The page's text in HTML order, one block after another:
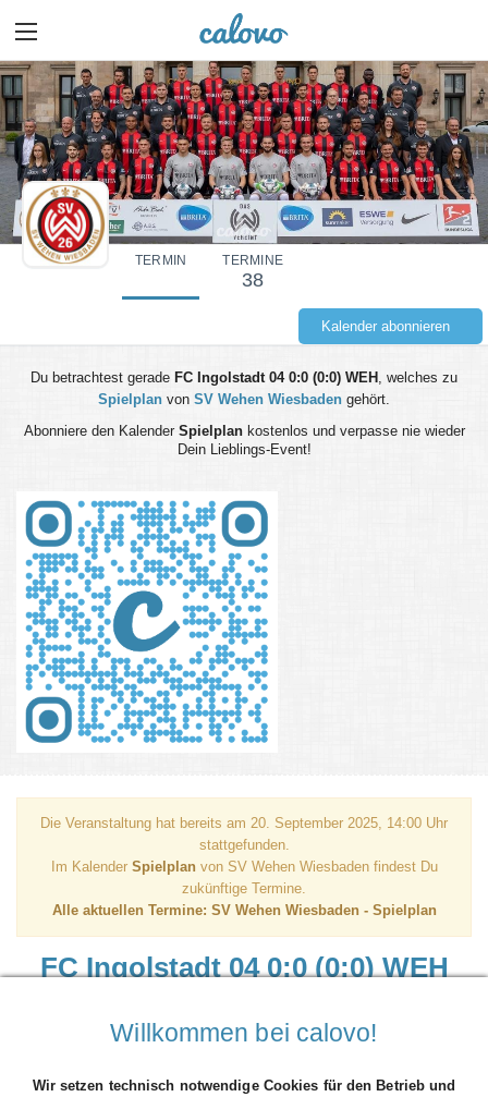
TERMIN TERMINE
38
Kalender abonnieren
Du betrachtest gerade FC Ingolstadt 04 0:0 (0:0) WEH , welches zu
Spielplan von SV Wehen Wiesbaden gehört.
Abonniere den Kalender Spielplankostenlos und verpasse nie wieder
Dein Lieblings-Event!
Die Veranstaltung hat bereits am 20. September 2025, 14:00 Uhr
stattgefunden.
Im Kalender Spielplanvon SV Wehen Wiesbaden findest Du
zukünftige Termine.
Alle aktuellen Termine: SV Wehen Wiesbaden - Spielplan
FC Ingolstadt 04 0:0 (0:0) WEH
Samstag, 20.09.2025, 14:00 Uhr ·
Audi Sportpark
Beginn der Veranstaltung
Willkommen bei calovo!
Wir setzen technisch notwendige Cookies für den Betrieb und